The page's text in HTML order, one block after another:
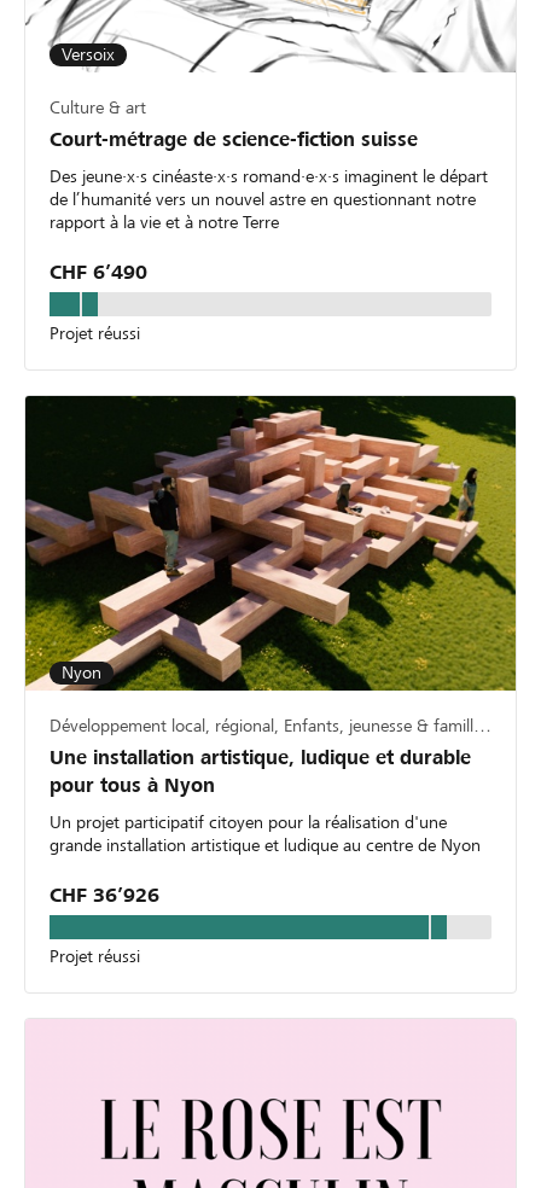
Versoix
Culture & art
Court-métrage de science-fiction suisse
Des jeune·x·s cinéaste·x·s romand·e·x·s imaginent le départ
de l’humanité vers un nouvel astre en questionnant notre
rapport à la vie et à notre Terre
CHF 6’490
Projet réussi
Nyon
Développement local, régional, Enfants, jeunesse & famille, Culture & art
Une installation artistique, ludique et durable
pour tous à Nyon
Un projet participatif citoyen pour la réalisation d'une
grande installation artistique et ludique au centre de Nyon
CHF 36’926
Projet réussi